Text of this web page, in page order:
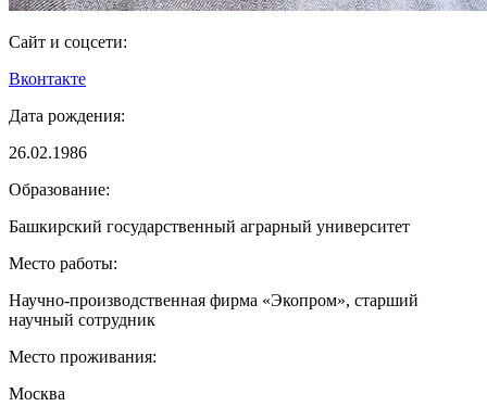
Сайт и соцсети:
Вконтакте
Дата рождения:
26.02.1986
Образование:
Башкирский государственный аграрный университет
Место работы:
Научно-производственная фирма «Экопром», старший
научный сотрудник
Место проживания:
Москва